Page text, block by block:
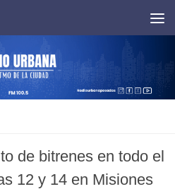
de bitrenes en todo el
12 y 14 en Misiones